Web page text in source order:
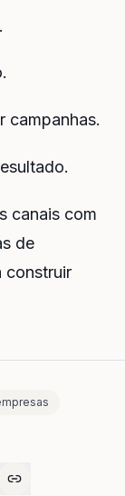
campanhas.
canais com
de
construir